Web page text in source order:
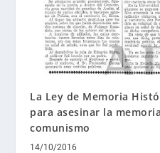
La Ley de Memoria
para asesinar la
comunismo
14/10/2016